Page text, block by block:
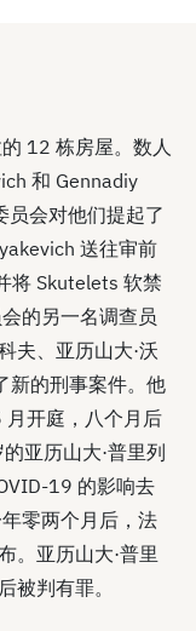
12 栋房屋。数人
和 Gennadiy
员会对他们提起了
送往审前
将 Skutelets 软禁
的另一名调查员
夫、亚历山大·沃
新的刑事案件。他
开庭，八个月后
亚历山大·普里列
19 的影响去
零两个月后，法
。亚历山大·普里
被判有罪。